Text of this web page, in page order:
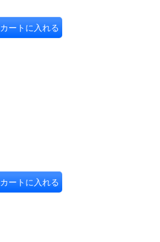
カートに入れる
カートに入れる